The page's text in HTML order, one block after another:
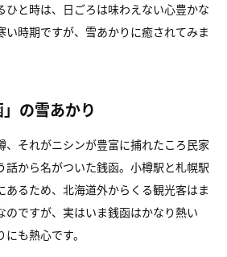
ひと時は、日ごろは味わえない心豊かな
い時期ですが、雪あかりに癒されてみま
の雪あかり
、それがニシンが豊富に捕れたころ民家
話から名がついた銭函。小樽駅と札幌駅
あるため、北海道外からくる観光客はま
のですが、実はいま銭函はかなり熱い
にも熱心です。